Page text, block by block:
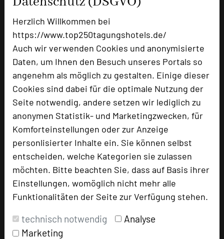
Herzlich Willkommen bei
https://www.top250tagungshotels.de/
Auch wir verwenden Cookies und anonymisierte
Daten, um Ihnen den Besuch unseres Portals so
angenehm als möglich zu gestalten. Einige dieser
Cookies sind dabei für die optimale Nutzung der
Seite notwendig, andere setzen wir lediglich zu
anonymen Statistik- und Marketingzwecken, für
Komforteinstellungen oder zur Anzeige
personlisierter Inhalte ein. Sie können selbst
entscheiden, welche Kategorien sie zulassen
möchten. Bitte beachten Sie, dass auf Basis ihrer
Einstellungen, womöglich nicht mehr alle
Funktionalitäten der Seite zur Verfügung stehen.
technisch notwendig
Analyse
Marketing
Suiten
Besonders geeignet für
Seminar, Konferenz, Klausur, Event
981 Seiten dieses Hotels wurden in den
vergangenen 30 Tagen auf diesem Portal
aufgerufen.
Impressum zum Hotel
Hotels die Nutzungsrechte für dieses Portal eingeräumt
und sind dafür verantwortlich.